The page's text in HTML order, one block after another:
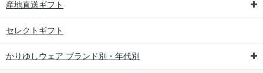
産地直送ギフト
セレクトギフト
かりゆしウェア ブランド別・年代別